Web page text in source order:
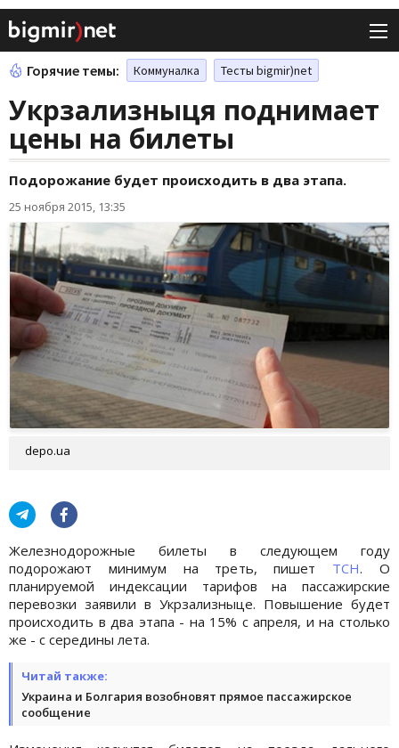
Горячие темы: Коммуналка Тесты bigmir)net
Укрзализныця поднимает
цены на билеты
Подорожание будет происходить в два этапа.
25 ноября 2015, 13:35
depo.ua
Железнодорожные билеты в следующем году
подорожают минимум на треть, пишет ТСН. О
планируемой индексации тарифов на пассажирские
перевозки заявили в Укрзализныце. Повышение будет
происходить в два этапа - на 15% с апреля, и на столько
же - с середины лета.
Читай также:
Украина и Болгария возобновят прямое пассажирское
сообщение